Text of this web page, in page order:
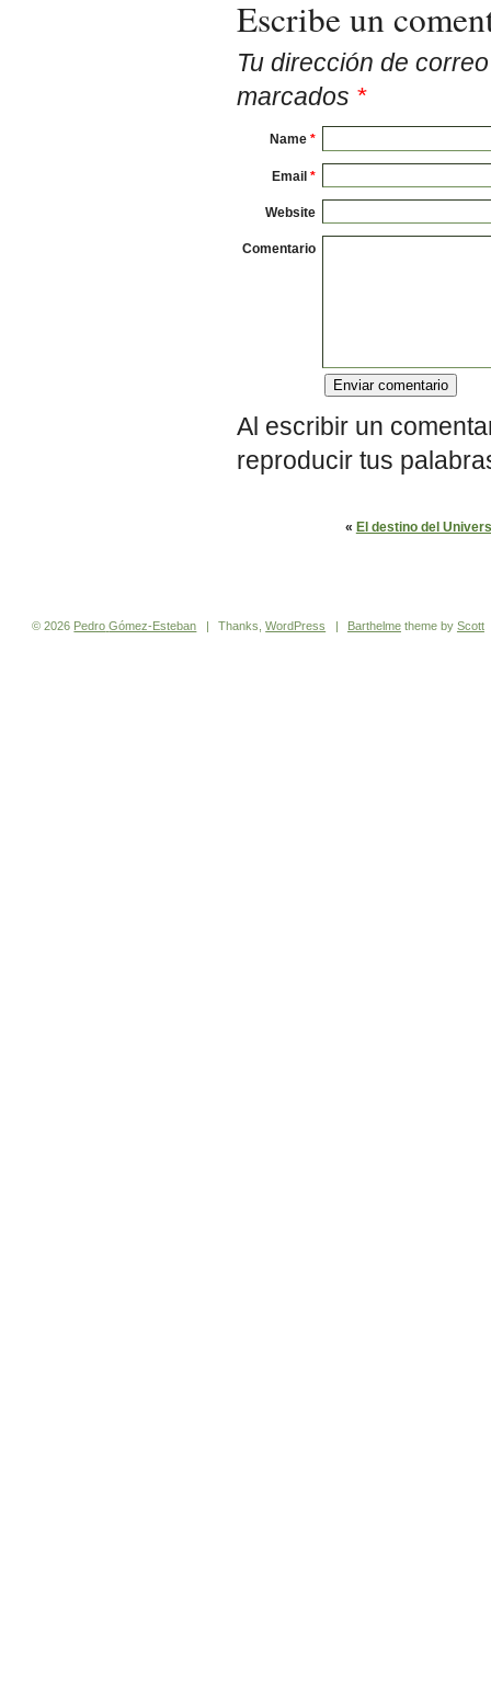
Escribe un
Tu dirección de
marcados *
Name *
Email *
Website
Comentario
Al escribir un
reproducir tus
« El destino del
© 2026 Pedro Gómez-Esteban | Thanks,WordPress | Barthelmetheme by Scott